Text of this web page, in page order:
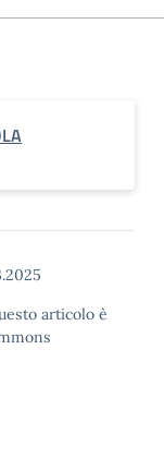
articolo è